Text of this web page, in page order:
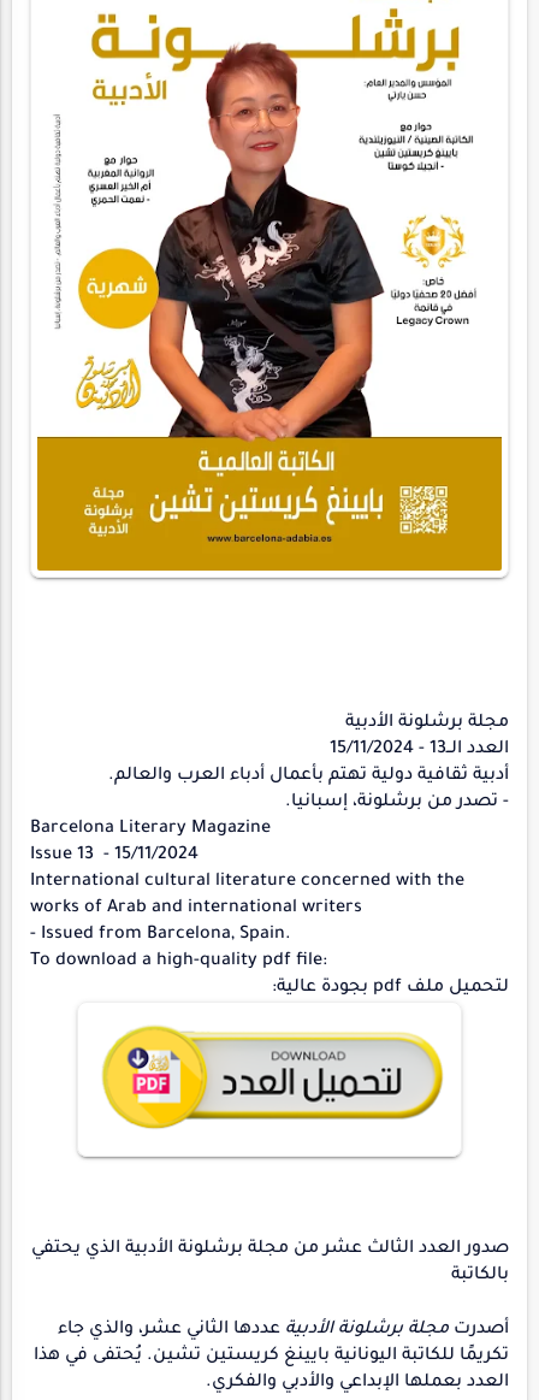
مجلة برشلونة الأدبية
العدد الــ13 - 15/11/2024
أدبية ثقافية دولية تهتم بأعمال أدباء العرب والعالم.
- تصدر من برشلونة، إسبانيا.
Barcelona Literary Magazine
Issue 13 - 15/11/2024
International cultural literature concerned with the
works of Arab and international writers
- Issued from Barcelona, ​​Spain.
To download a high-quality pdf file:
لتحميل ملف pdf بجودة عالية:
صدور العدد الثالث عشر من مجلة برشلونة الأدبية الذي يحتفي
بالكاتبة
أصدرت مجلة برشلونة الأدبية عددها الثاني عشر، والذي جاء
تكريمًا للكاتبة اليونانية بايينغ كريستين تشين. يُحتفى في هذا
العدد بعملها الإبداعي والأدبي والفكري.